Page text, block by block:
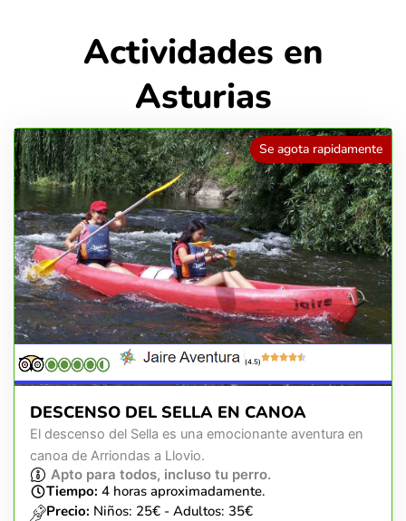
Actividades en
Asturias
Se agota rapidamente
(4.5)
DESCENSO DEL SELLA EN CANOA
El descenso del Sella es una emocionante aventura en
canoa de Arriondas a Llovio.
Apto para todos, incluso tu perro.
Tiempo: 4 horas aproximadamente.
Precio: Niños: 25€ - Adultos: 35€